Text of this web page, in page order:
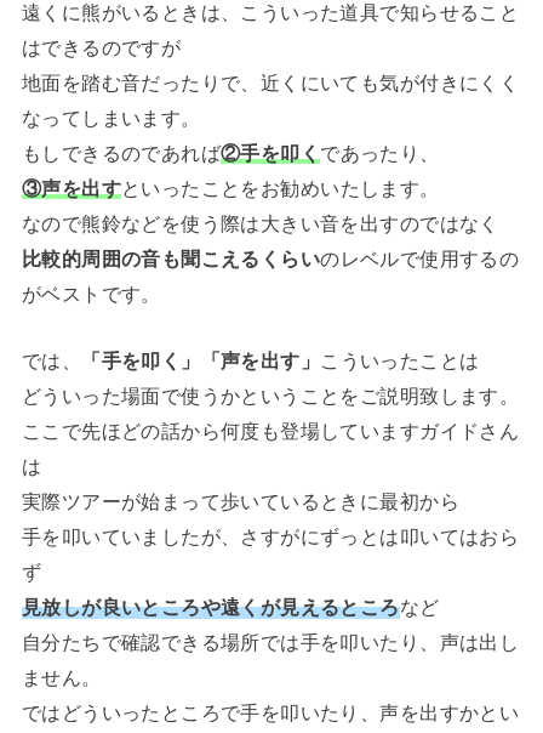
遠くに熊がいるときは、こういった道具で知らせること
はできるのですが
地面を踏む音だったりで、近くにいても気が付きにくく
なってしまいます。
もしできるのであれば②手を叩く であったり、
③声を出すといったことをお勧めいたします。
なので熊鈴などを使う際は大きい音を出すのではなく
比較的周囲の音も聞こえるくらいのレベルで使用するの
がベストです。
では、 「手を叩く」「声を出す」
こういったことは
どういった場面で使うかということをご説明致します。
ここで先ほどの話から何度も登場していますガイドさん
は
実際ツアーが始まって歩いているときに最初から
手を叩いていましたが、さすがにずっとは叩いてはおら
ず
見放しが良いところや遠くが見えるところなど
自分たちで確認できる場所では手を叩いたり、声は出し
ません。
ではどういったところで手を叩いたり、声を出すかとい